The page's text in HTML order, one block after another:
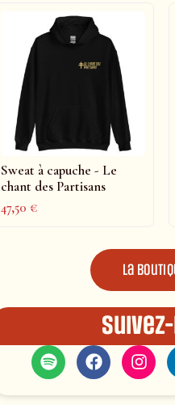
Sweat à capuche - Le
chant des Partisans
47,50€
La